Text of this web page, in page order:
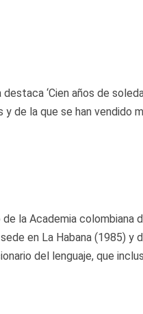
‘Cien años de
y de la que se han vendido
la Academia colombiana
en La Habana (1985) y
del lenguaje, que